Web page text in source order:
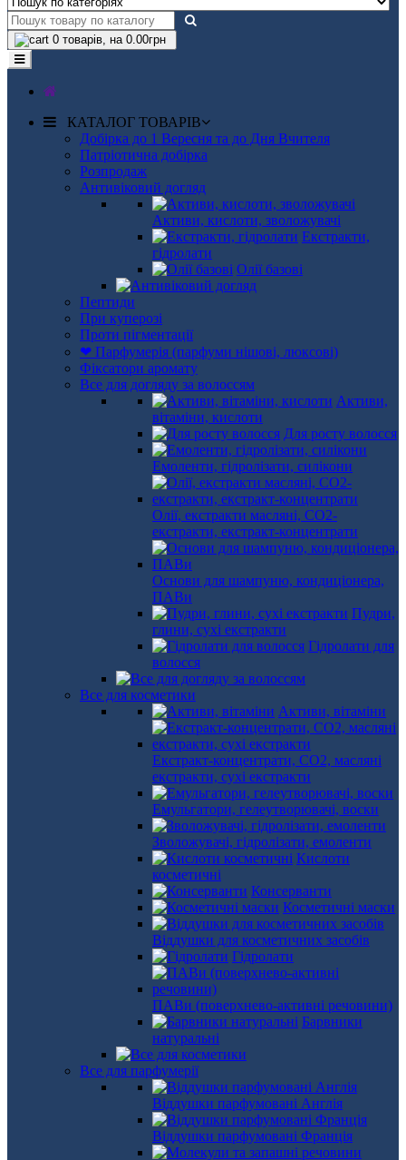
0 товарів, на 0.00грн
КАТАЛОГ ТОВАРІВ
Добірка до 1 Вересня та до Дня Вчителя
Патріотична добірка
Розпродаж
Антивіковий догляд
Активи, кислоти, зволожувачі
Екстракти,
гідролати
Олії базові
Пептиди
При куперозі
Проти пігментації
❤ Парфумерія (парфуми нішові, люксові)
Фіксатори аромату
Все для догляду за волоссям
Активи,
вітаміни, кислоти
Для росту волосся
Емоленти, гідролізати, силікони
Олії, екстракти масляні, СО2-
екстракти, екстракт-концентрати
Основи для шампуню, кондиціонера,
ПАВи
Пудри,
глини, сухі екстракти
Гідролати для
волосся
Все для косметики
Активи, вітаміни
Екстракт-концентрати, СО2, масляні
екстракти, сухі екстракти
Емульгатори, гелеутворювачі, воски
Зволожувачі, гідролізати, емоленти
Кислоти
косметичні
Консерванти
Косметичні маски
Віддушки для косметичних засобів
Гідролати
ПАВи (поверхнево-активні речовини)
Барвники
натуральні
Все для парфумерії
Віддушки парфумовані Англія
Віддушки парфумовані Франція